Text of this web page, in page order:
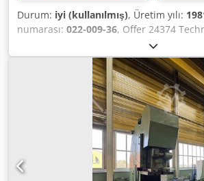
Durum: iyi (kullanılmış), Üretim yılı:
numarası: 022-009-36, Offer 24374
pressing force: 100 t - Max. ram stroke
Stroke speed: 25 mm/sec
speed: 125 mm/min - Installation
- Throat depth to center of ram: 380 mm
area: 530 x 400 mm - Ram clamping pin:
size: 750 x 560 mm - Table bore /
200 mm - Table height above floor: 720
approx.: 200 ltr - Drive: 400 V / 11 kW -
approx.: W 1150 x H 3250 x D 1850 mm -
4600 kg